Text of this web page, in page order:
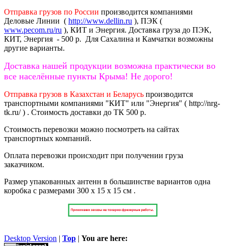
Отправка грузов по России производится компаниями
Деловые Линии ( http://www.dellin.ru ), ПЭК (
www.pecom.ru/ru ), КИТ и Энергия. Доставка груза до ПЭК,
КИТ, Энергия - 500 р. Для Сахалина и Камчатки возможны
другие варианты.
Доставка нашей продукции возможна практически во
все населённые пункты Крыма! Не дорого!
Отправка грузов в Казахстан и Беларусь производится
транспортными компаниями "КИТ" или "Энергия" ( http://nrg-
tk.ru/ ) . Стоимость доставки до ТК 500 р.
Стоимость перевозки можно посмотреть на сайтах
транспортных компаний.
Оплата перевозки происходит при получении груза
заказчиком.
Размер упакованных антенн в большинстве вариантов одна
коробка с размерами 300 х 15 х 15 см .
Desktop Version | Top | You are here: